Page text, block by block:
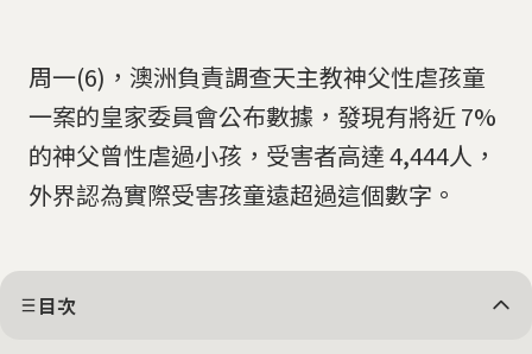
周一(6)，澳洲負責調查天主教神父性虐孩童
一案的皇家委員會公布數據，發現有將近 7%
的神父曾性虐過小孩，受害者高達 4,444人，
外界認為實際受害孩童遠超過這個數字。
目次